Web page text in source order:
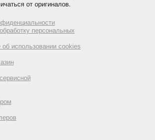
от оригиналов.
персональных
использовании cookies